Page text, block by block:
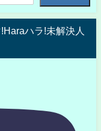
ハラ!未解決人